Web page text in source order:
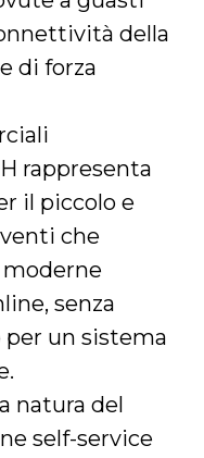
della
di forza
rappresenta
il piccolo e
che
senza
un sistema
natura del
self-service